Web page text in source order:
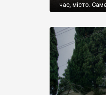
час, місто.
диктувати
Херсонесі
християнином.
Херсонесу